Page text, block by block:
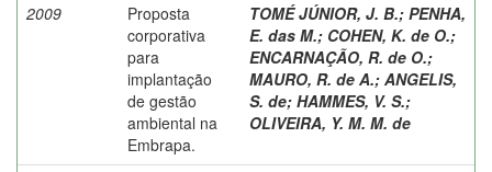
2009
Proposta
corporativa
para
implantação
de gestão
ambiental na
Embrapa.
TOMÉ JÚNIOR, J. B.; PENHA,
E. das M.; COHEN, K. de O.;
ENCARNAÇÃO, R. de O.;
MAURO, R. de A.; ANGELIS,
S. de; HAMMES, V. S.;
OLIVEIRA, Y. M. M. de